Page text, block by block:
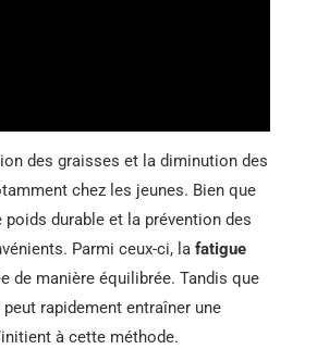
des graisses et la diminution des
chez les jeunes. Bien que
durable et la prévention des
Parmi ceux-ci, la fatigue
de manière équilibrée. Tandis que
rapidement entraîner une
à cette méthode.